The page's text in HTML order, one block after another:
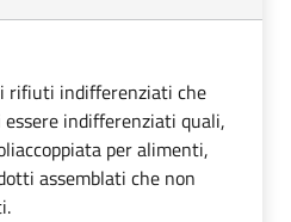
rifiuti indifferenziati che
indifferenziati quali,
per alimenti,
assemblati che non